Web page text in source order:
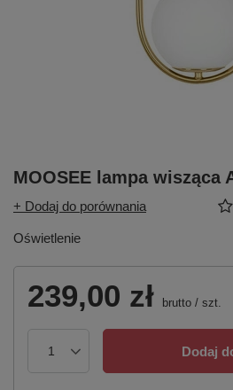
MOOSEE lampa wisząca
+ Dodaj do porównania
Oświetlenie
239,00 zł brutto / szt.
Dodaj